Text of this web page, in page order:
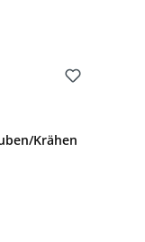
Krähen